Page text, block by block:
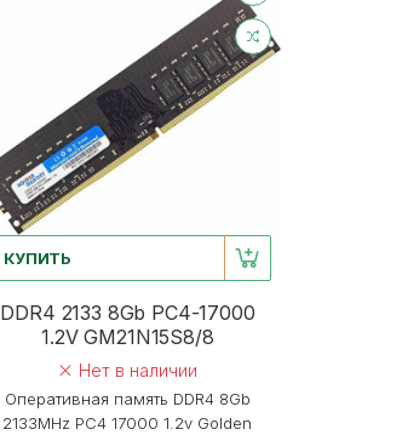
КУПИТЬ
DDR4 2133 8Gb PC4-17000
1.2V GM21N15S8/8
Нет в наличии
Оперативная память DDR4 8Gb
2133MHz PC4 17000 1.2v Golden